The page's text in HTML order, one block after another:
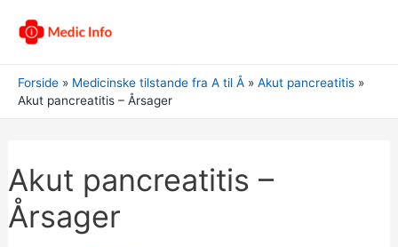
Forside Medicinske tilstande fra A til Å
Akut pancreatitis
Akut pancreatitis – Årsager
Akut pancreatitis –
Årsager